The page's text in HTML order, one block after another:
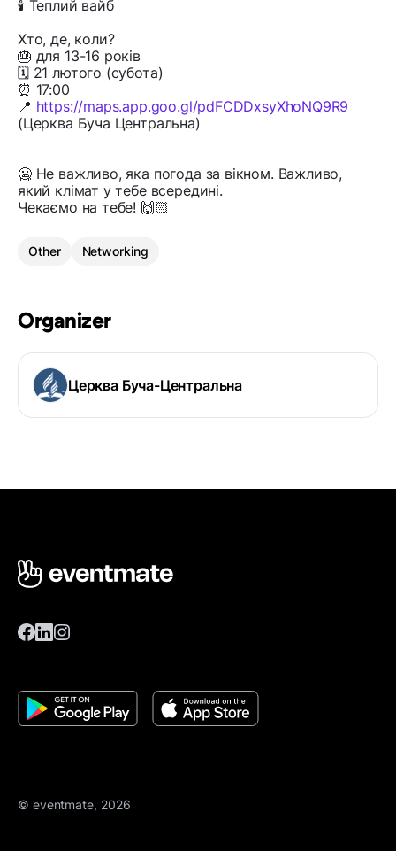
🕯️ Теплий вайб
Хто, де, коли?
🎂 для 13-16 років
🗓️ 21 лютого (субота)
⏰ 17:00
📍 https://maps.app.goo.gl/pdFCDDxsyXhoNQ9R9
(Церква Буча Центральна)
🥶 Не важливо, яка погода за вікном. Важливо,
який клімат у тебе всередині.
Чекаємо на тебе! 🙌🏻
Other Networking
Organizer
Церква Буча-Центральна
© eventmate, 2026